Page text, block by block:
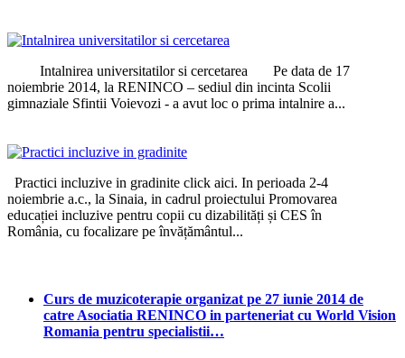
Intalnirea universitatilor si cercetarea Pe data de 17
noiembrie 2014, la RENINCO – sediul din incinta Scolii
gimnaziale Sfintii Voievozi - a avut loc o prima intalnire a...
Practici incluzive in gradinite click aici. In perioada 2-4
noiembrie a.c., la Sinaia, in cadrul proiectului Promovarea
educației incluzive pentru copii cu dizabilități și CES în
România, cu focalizare pe învățământul...
Curs de muzicoterapie organizat pe 27 iunie 2014 de
catre Asociatia RENINCO in parteneriat cu World Vision
Romania pentru specialistii…